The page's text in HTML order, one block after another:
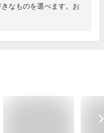
なものを選べます。お